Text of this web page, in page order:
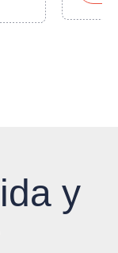
y